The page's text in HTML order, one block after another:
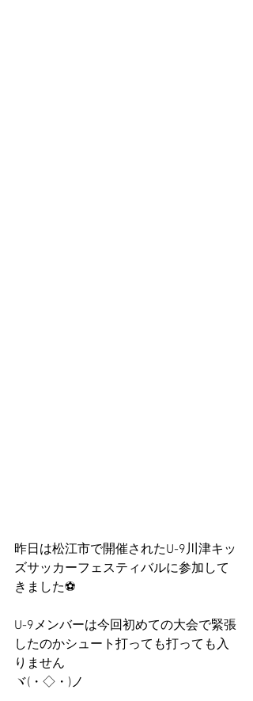
昨日は松江市で開催されたU-9川津キッ
ズサッカーフェスティバルに参加して
きました⚽
U-9メンバーは今回初めての大会で緊張
したのかシュート打っても打っても入
りません
ヾ(・◇・)ノ